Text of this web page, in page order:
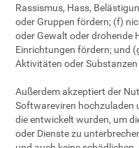
Rassismus, Hass,
oder Gruppen fördern; (f)
oder Gewalt oder drohende
Einrichtungen fördern; und
Aktivitäten oder
Außerdem akzeptiert der
Softwareviren hochzuladen
die entwickelt wurden, um
oder Dienste zu